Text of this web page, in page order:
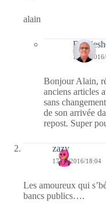
alain
19/07/
Bonjour Alain,
anciens articles
sans
de son arrivée
repost. Super
zazy
17/07/2016/18:04
Les amoureux qui
bancs publics….